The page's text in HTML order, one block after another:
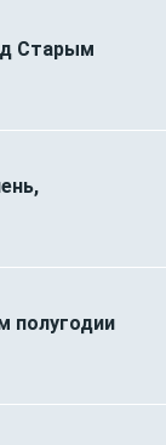
Старым
полугодии